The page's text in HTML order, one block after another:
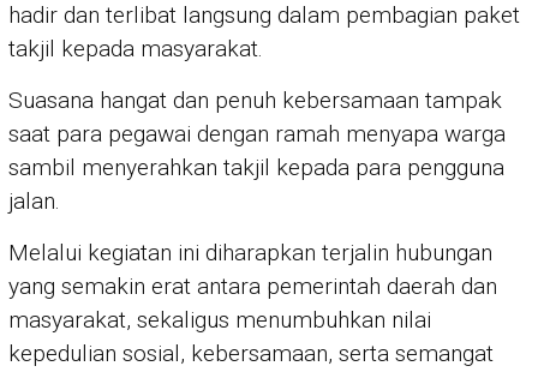
hadir dan terlibat langsung dalam pembagian paket
takjil kepada masyarakat.
Suasana hangat dan penuh kebersamaan tampak
saat para pegawai dengan ramah menyapa warga
sambil menyerahkan takjil kepada para pengguna
jalan.
Melalui kegiatan ini diharapkan terjalin hubungan
yang semakin erat antara pemerintah daerah dan
masyarakat, sekaligus menumbuhkan nilai
kepedulian sosial, kebersamaan, serta semangat